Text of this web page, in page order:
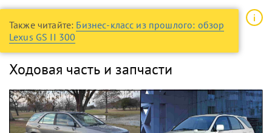
Также читайте: Бизнес-класс из прошлого: обзор
Lexus GS II 300
Ходовая часть и запчасти